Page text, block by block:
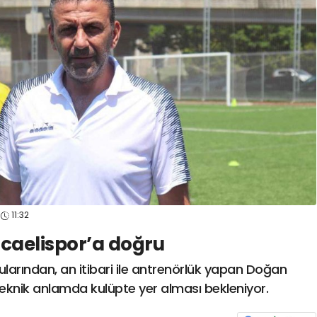
spor41
#
spor41
#kocaelispor
11:32
doğru
an itibari ile antrenörlük yapan Doğan
anlamda kulüpte yer alması bekleniyor.